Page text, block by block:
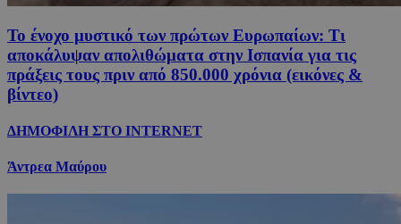
Το ένοχο μυστικό των πρώτων Ευρωπαίων: Τι
αποκάλυψαν απολιθώματα στην Ισπανία για τις
πράξεις τους πριν από 850.000 χρόνια (εικόνες &
βίντεο)
ΔΗΜΟΦΙΛΗ ΣΤΟ INTERNET
Άντρεα Μαύρου